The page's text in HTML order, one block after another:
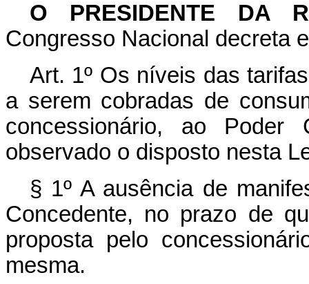
O PRESIDENTE DA
Congresso Nacional decreta
Art. 1º Os níveis das
a serem cobradas de
concessionário, ao Poder
observado o disposto nesta
§ 1º A ausência de
Concedente, no prazo de
proposta pelo
mesma.